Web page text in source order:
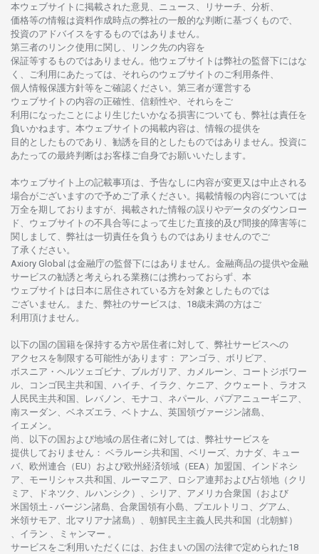
本ウェブサイトに掲載さ れた意見、ニュース、リサーチ、分析、
価格等の情報は資料作成時点の弊社の一般的な判断に基づくもので、
投資のアドバイスをするものではありません。
第三者の リンク使用に関し、 リンク先の内容を
保証等するものではありません。 他ウェブサイトは弊社の監督下にはな
く、
ご利用に あたっては、 それらのウェブサイトの ご利用条件、
個人情報保護方針等を ご確認ください。 第三者が運営する
ウェブサイトの内容の正確性、信頼性や、それらをご
利用になったことにより 生じたいかなる損害についても、 弊社は責任を
負いかね ます。 本ウェブサイトの掲載内容は、 情報の提供を
目的としたものであり、 勧誘を 目的としたものではありません。 投資に
あたっての最終判断はお客様ご自身でお願いいたします。
本ウェブサイト 上の記載事項は、 予告なしに 内容が変更又は中止さ れる
場合がございますので予めご了承ください。 掲載情報の内容については
万全を期しておりますが、 掲載さ れた情報の誤りやデータのダウンロー
ド、 ウェブサイトの不具合等に よって生じた 直接的及び間接的障害等に
関し まして、 弊社は一切責任を負うものではありませんのでご
了承ください。
Axiory Global は金融庁の監督下にはありません。 金融商品の提供や金融
サービスの勧誘と 考えられる業務には携わっておらず、 本
ウェブサイトは 日本に 居住さ れている方を対象としたものでは
ございません。
また、 弊社のサービスは、18歳未満の方は ご
利用頂けません 。
以下の国の国籍を保持する方や居住者に対して、 弊社サービスへの
アクセスを制限する可能性があります ： アンゴラ、ボリビア、
ボスニア ・ ヘルツェゴビナ、ブルガリア、カメルーン、コートジボワー
ル、
コンゴ民主共和国、ハイチ、イラク、ケニア、クウェート、 ラオス
人民民主共和国、レバノン、モナコ、ネパール、パプアニューギニア、
南スーダン、ベネズエラ、ベトナム、 英国領ヴァージン諸島、
イエメン。
尚、 以下の国および地域の居住者に対しては、 弊社サービスを
提供しておりません ： ベラルーシ共和国、ベリーズ、カナダ、キュー
バ、 欧州連合 （EU） および欧州経済領域 （EEA）加盟国、インドネシ
ア、 モーリシャス共和国、ルーマニア、 ロシア連邦および占領地 （クリ
ミア、ドネツク、ルハンシク）、シリア、 アメリカ合衆国 （および
米国領土 - バージン諸島、合衆国領有小島、プエルトリコ、グアム、
米領サモア、 北マリアナ諸島）、 朝鮮民主主義人民共和国 （北朝鮮）
、イラン 、ミャンマー 。
サービスを ご利用いただくには、お住まいの国の法律で定められた 18